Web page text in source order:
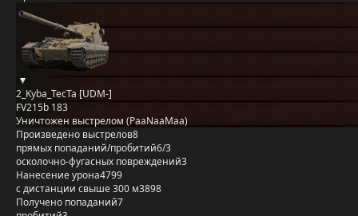
2_Kyba_TecTa [UDM-]
FV215b 183
Уничтожен выстрелом (PaaNaaMaa)
Произведено выстрелов8
прямых попаданий/пробитий6/3
осколочно-фугасных повреждений3
Нанесение урона4799
с дистанции свыше 300 м3898
Получено попаданий7